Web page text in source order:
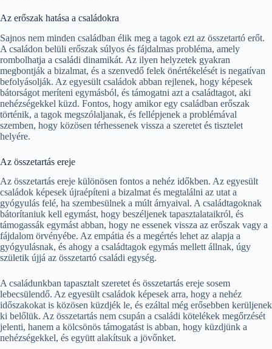
Az erőszak hatása a családokra
Sajnos nem minden családban élik meg a tagok ezt az összetartó erőt.
A családon belüli erőszak súlyos és fájdalmas probléma, amely
rombolhatja a családi dinamikát. Az ilyen helyzetek gyakran
megbontják a bizalmat, és a szenvedő felek önértékelését is negatívan
befolyásolják. Az egyesült családok abban rejlenek, hogy képesek
bátorságot meríteni egymásból, és támogatni azt a családtagot, aki
nehézségekkel küzd. Fontos, hogy amikor egy családban erőszak
történik, a tagok megszólaljanak, és fellépjenek a problémával
szemben, hogy közösen térhessenek vissza a szeretet és tisztelet
helyére.
Az összetartás ereje
Az összetartás ereje különösen fontos a nehéz időkben. Az egyesült
családok képesek újraépíteni a bizalmat és megtalálni az utat a
gyógyulás felé, ha szembesülnek a múlt árnyaival. A családtagoknak
bátorítaniuk kell egymást, hogy beszéljenek tapasztalataikról, és
támogassák egymást abban, hogy ne essenek vissza az erőszak vagy a
fájdalom örvényébe. Az empátia és a megértés lehet az alapja a
gyógyulásnak, és ahogy a családtagok egymás mellett állnak, úgy
születik újjá az összetartó családi egység.
A családunkban tapasztalt szeretet és összetartás ereje sosem
lebecsülendő. Az egyesült családok képesek arra, hogy a nehéz
időszakokat is közösen küzdjék le, és ezáltal még erősebben kerüljenek
ki belőlük. Az összetartás nem csupán a családi kötelékek megőrzését
jelenti, hanem a kölcsönös támogatást is abban, hogy küzdjünk a
nehézségekkel, és együtt alakítsuk a jövőnket.